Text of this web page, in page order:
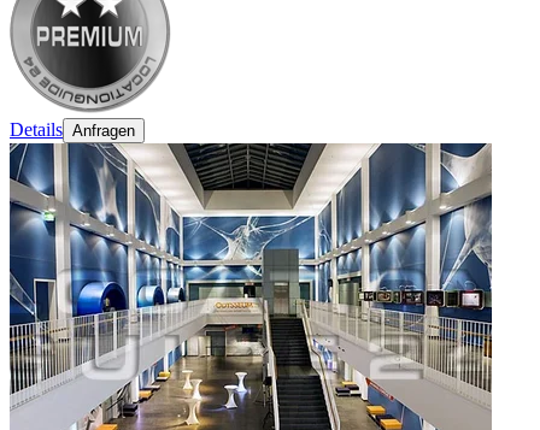
Details Anfragen